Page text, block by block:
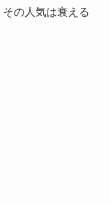
の人気は衰える